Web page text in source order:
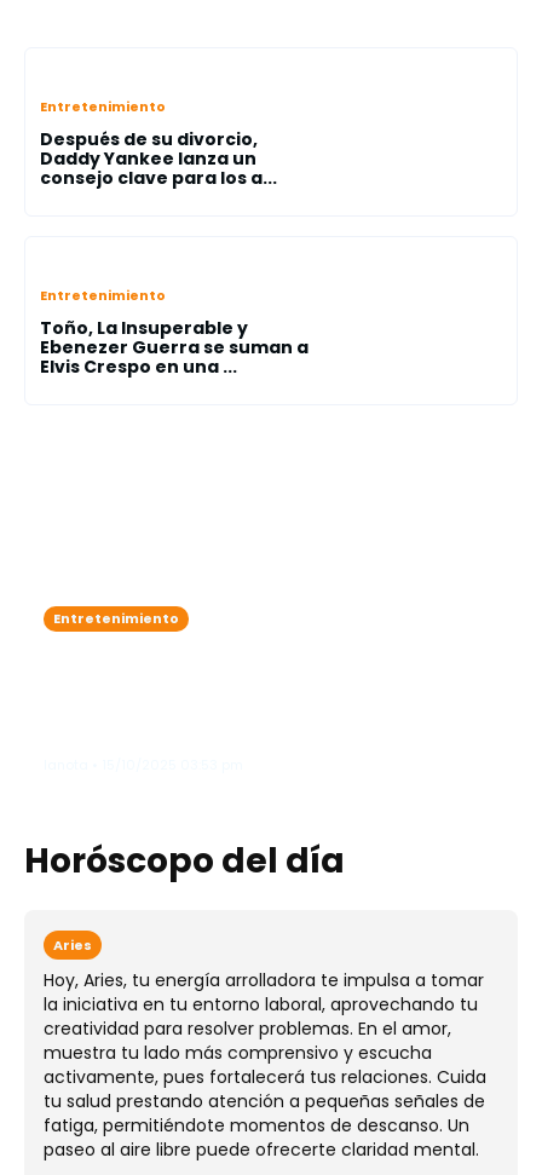
Entretenimiento
Después de su divorcio,
Daddy Yankee lanza un
consejo clave para los a...
Entretenimiento
Toño, La Insuperable y
Ebenezer Guerra se suman a
Elvis Crespo en una ...
Entretenimiento
Horóscopo del día
Aries
Hoy, Aries, tu energía arrolladora te impulsa a tomar
la iniciativa en tu entorno laboral, aprovechando tu
creatividad para resolver problemas. En el amor,
muestra tu lado más comprensivo y escucha
activamente, pues fortalecerá tus relaciones. Cuida
tu salud prestando atención a pequeñas señales de
fatiga, permitiéndote momentos de descanso. Un
paseo al aire libre puede ofrecerte claridad mental.